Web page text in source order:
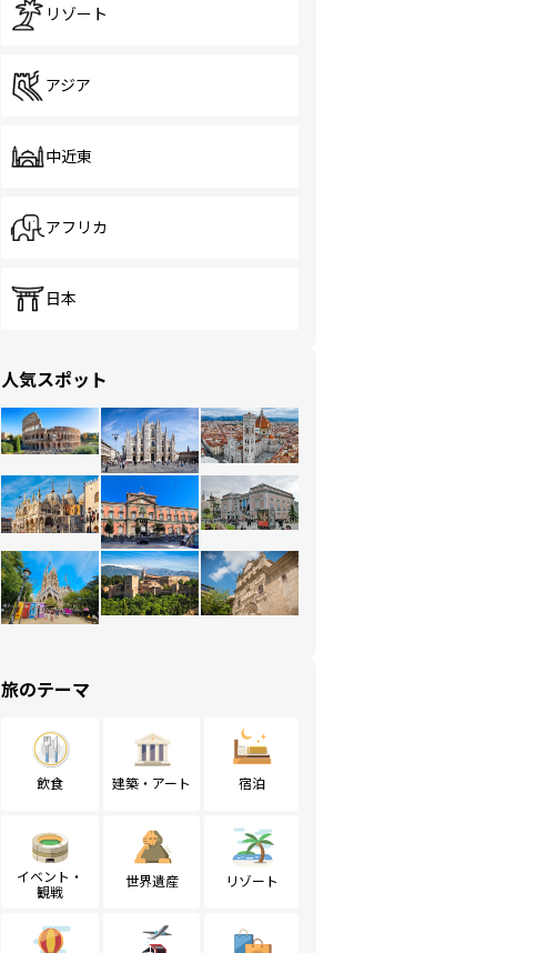
リゾート
アジア
中近東
アフリカ
日本
人気スポット
旅のテーマ
飲食 建築・アート 宿泊
イベント・
観戦
世界遺産 リゾート